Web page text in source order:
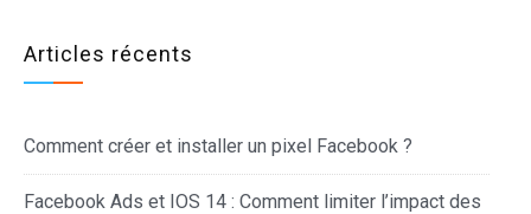
Articles récents
Comment créer et installer un pixel Facebook ?
Facebook Ads et IOS 14 : Comment limiter l’impact des